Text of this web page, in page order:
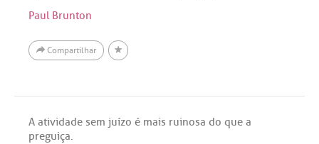
Paul Brunton
Compartilhar
A atividade sem juízo é mais ruinosa do que a
preguiça.